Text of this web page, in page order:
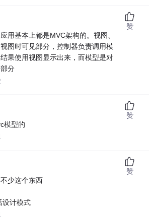
用基本上都是MVC架构的。视图、
图时可见部分，控制器负责调用模
果使用视图显示出来，而模型是对
分
赞
模型的
赞
少这个东西
设计模式
赞